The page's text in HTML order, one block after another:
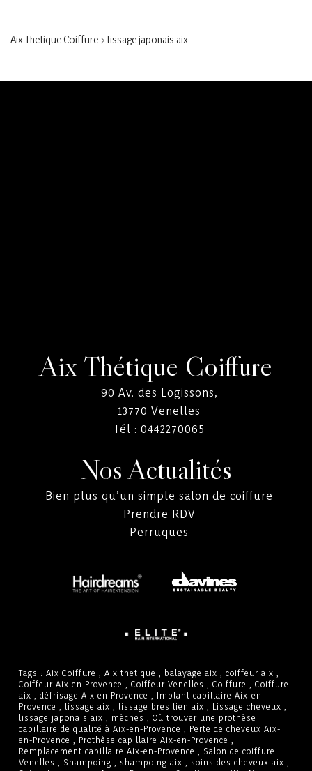
Aix Thetique Coiffure > lissage japonais aix
Aix Thétique Coiffure
90 Av. des Logissons,
13770 Venelles
Tél : 0442270065
Nos Actualités
Bien plus qu’un simple salon de coiffure
Prendre RDV
Perruques
Tags :Aix Coiffure ,Aix thetique , balayage aix ,coiffeur aix ,
Coiffeur Aix en Provence ,Coiffeur Venelles ,Coiffure ,Coiffure
aix ,défrisage Aix en Provence , Implant capillaire Aix-en-
Provence , lissage aix , lissage bresilien aix , Lissage cheveux ,
lissage japonais aix , mèches ,Où trouver une prothèse
capillaire de qualité à Aix-en-Provence , Perte de cheveux Aix-
en-Provence , Prothèse capillaire Aix-en-Provence ,
Remplacement capillaire Aix-en-Provence , Salon de coiffure
Venelles , Shampoing , shampoing aix , soins des cheveux aix ,